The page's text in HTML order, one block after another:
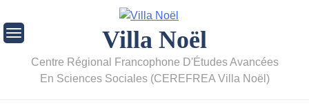
Villa Noël
Centre Régional Francophone D'Études Avancées
En Sciences Sociales (CEREFREA Villa Noël)